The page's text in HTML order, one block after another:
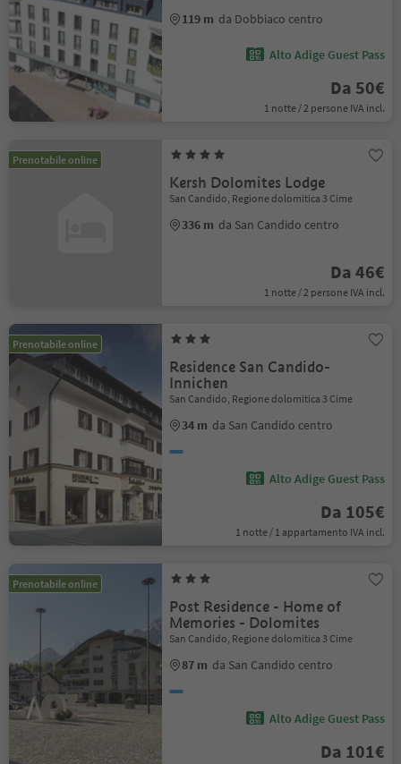
119 m da Dobbiaco centro
Alto Adige Guest Pass
Da 50€
1 notte / 2 persone IVA incl.
Prenotabile online
Kersh Dolomites Lodge
San Candido, Regione dolomitica 3 Cime
336 m da San Candido centro
Da 46€
1 notte / 2 persone IVA incl.
Prenotabile online
Residence San Candido-
Innichen
San Candido, Regione dolomitica 3 Cime
34 m da San Candido centro
Alto Adige Guest Pass
Da 105€
1 notte / 1 appartamento IVA incl.
Prenotabile online
Post Residence - Home of
Memories - Dolomites
San Candido, Regione dolomitica 3 Cime
87 m da San Candido centro
Alto Adige Guest Pass
Da 101€